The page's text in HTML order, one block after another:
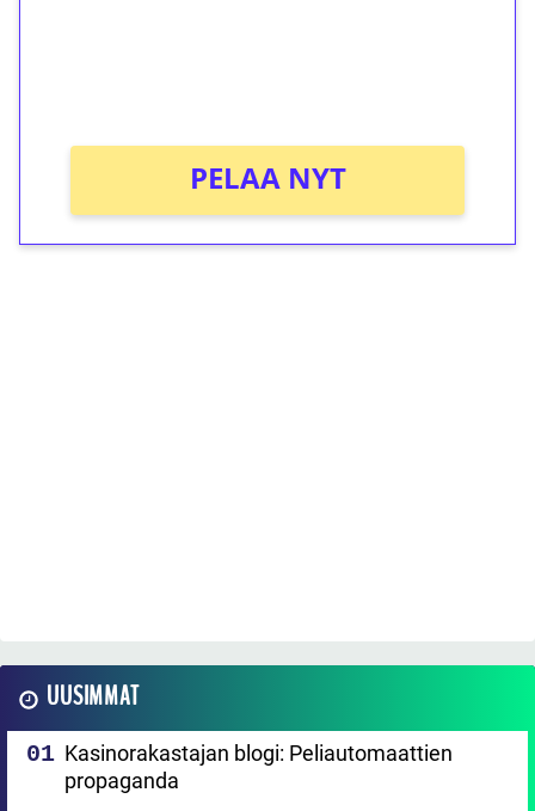
PELAA NYT
UUSIMMAT
Kasinorakastajan blogi: Peliautomaattien
propaganda